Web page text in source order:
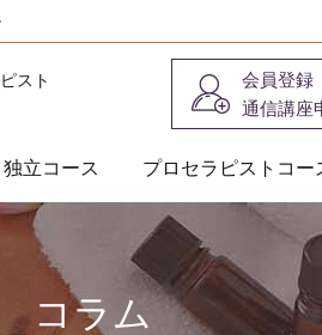
スト
会員登録
通信講座
立コース プロセラピストコー
コラム